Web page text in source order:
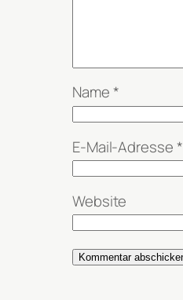
Name*
E-Mail-Adresse*
Website